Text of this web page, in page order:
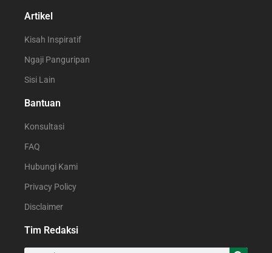
Artikel
Kisah Inspiratif
Ngaji Panguripan
Sisi Lain
Bantuan
Konsultasi
FAQ
Hubungi Kami
Privacy Policy
Disclaimer
Tim Redaksi